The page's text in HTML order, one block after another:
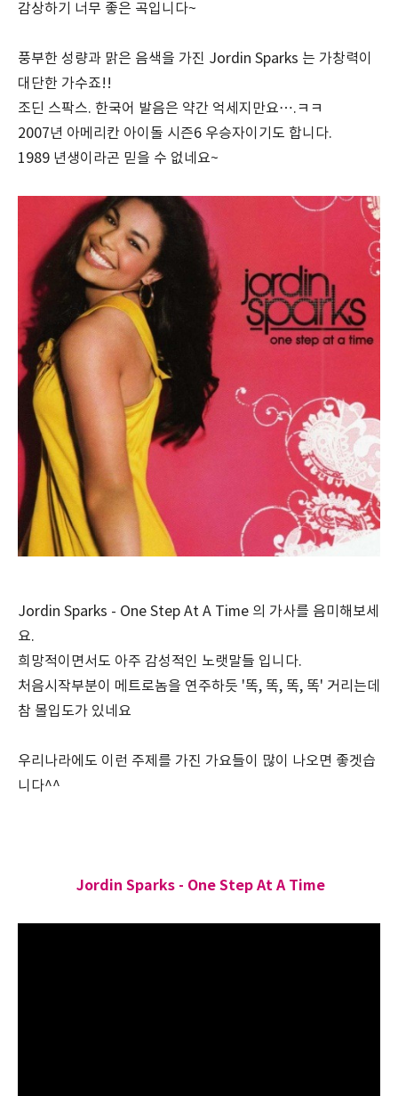
감상하기 너무 좋은 곡입니다~
풍부한 성량과 맑은 음색을 가진 Jordin Sparks 는 가창력이
대단한 가수죠!!
조딘 스팍스. 한국어 발음은 약간 억세지만요….ㅋㅋ
2007년 아메리칸 아이돌 시즌6 우승자이기도 합니다.
1989 년생이라곤 믿을 수 없네요~
Jordin Sparks - One Step At A Time 의 가사를 음미해보세
요.
희망적이면서도 아주 감성적인 노랫말들 입니다.
처음시작부분이 메트로놈을 연주하듯 '똑, 똑, 똑, 똑' 거리는데
참 몰입도가 있네요
우리나라에도 이런 주제를 가진 가요들이 많이 나오면 좋겟습
니다^^
Jordin Sparks - One Step At A Time